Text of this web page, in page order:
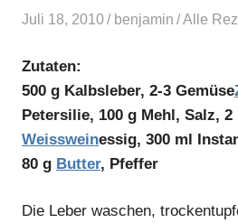
Juli 18, 2010 benjamin Alle
Zutaten:
500 g Kalbsleber, 2-3 Gemüse
Petersilie, 100 g Mehl, Salz, 2
Weissweinessig, 300 ml
80 g Butter, Pfeffer
Die Leber waschen,